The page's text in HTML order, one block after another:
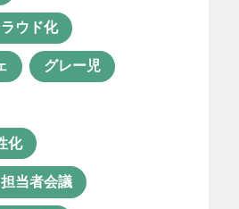
のタグ
活用 instagram
向上
あんしん相談室
大切に
ウド化
グレー児
化
当者会議